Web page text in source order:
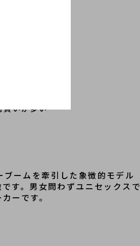
いる
買いが多い
ームを牽引した象徴的モデル
す。男女問わずユニセックスで
ーです。